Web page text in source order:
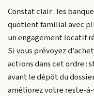
Constat clair : les
quotient familial avec
un engagement locatif
Si vous prévoyez
actions dans cet ordre :
avant le dépôt du
améliorez votre reste-à-